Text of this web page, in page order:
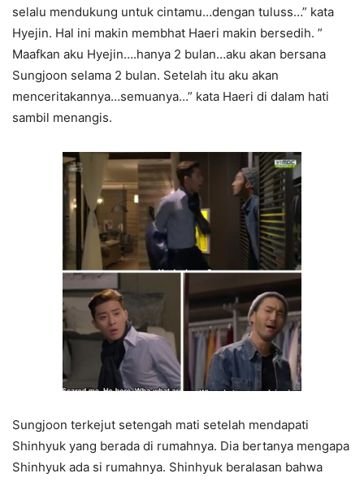
selalu mendukung untuk cintamu…dengan tuluss…” kata
Hyejin. Hal ini makin membhat Haeri makin bersedih. ”
Maafkan aku Hyejin….hanya 2 bulan…aku akan bersana
Sungjoon selama 2 bulan. Setelah itu aku akan
menceritakannya…semuanya…” kata Haeri di dalam hati
sambil menangis.
Sungjoon terkejut setengah mati setelah mendapati
Shinhyuk yang berada di rumahnya. Dia bertanya mengapa
Shinhyuk ada si rumahnya. Shinhyuk beralasan bahwa